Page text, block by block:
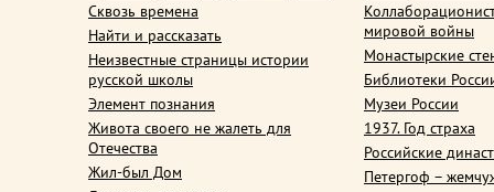
Сквозь времена
Найти и рассказать
Неизвестные страницы истории
русской школы
Элемент познания
Живота своего не жалеть для
Отечества
Жил-был Дом
мировой войны
Монастырские
Библиотеки
Музеи России
1937. Год страха
Российские
Петергоф –